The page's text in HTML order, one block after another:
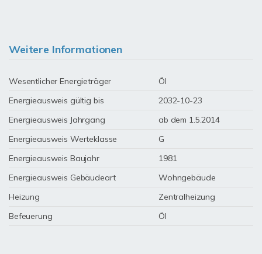
Weitere Informationen
Wesentlicher Energieträger
Öl
Energieausweis gültig bis
2032-10-23
Energieausweis Jahrgang
ab dem 1.5.2014
Energieausweis Werteklasse
G
Energieausweis Baujahr
1981
Energieausweis Gebäudeart
Wohngebäude
Heizung
Zentralheizung
Befeuerung
Öl